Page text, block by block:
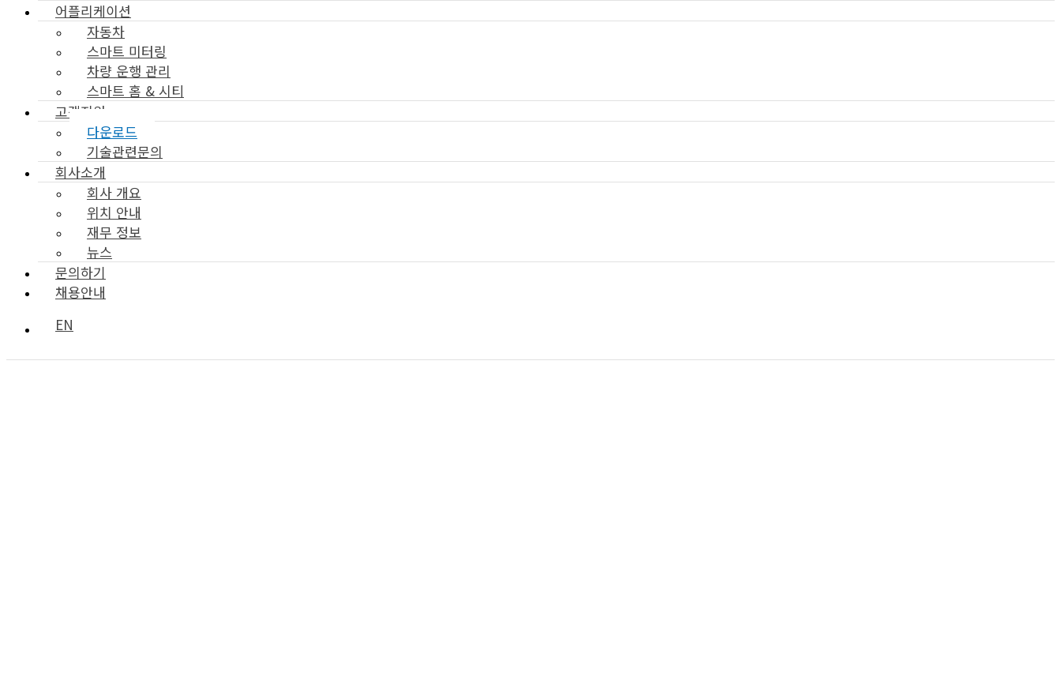
어플리케이션
자동차
스마트 미터링
차량 운행 관리
스마트 홈 & 시티
고객지원
다운로드
기술관련문의
회사소개
회사 개요
위치 안내
재무 정보
뉴스
문의하기
채용안내
EN